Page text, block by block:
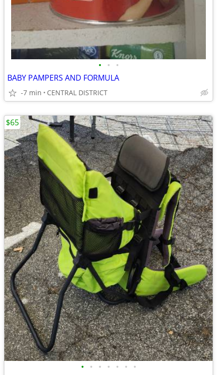
• • •
BABY PAMPERS AND FORMULA
-7 min CENTRAL DISTRICT
• • • • • • •
$65